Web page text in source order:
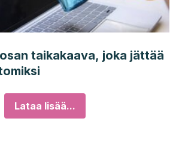
taikakaava, joka jättää
Lataa lisää...